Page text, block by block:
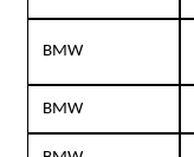
BMW
BMW